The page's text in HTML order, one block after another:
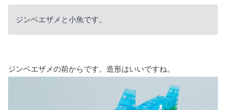
ジンベエザメと小魚です。
ジンベエザメの前からです。造形はいいですね。